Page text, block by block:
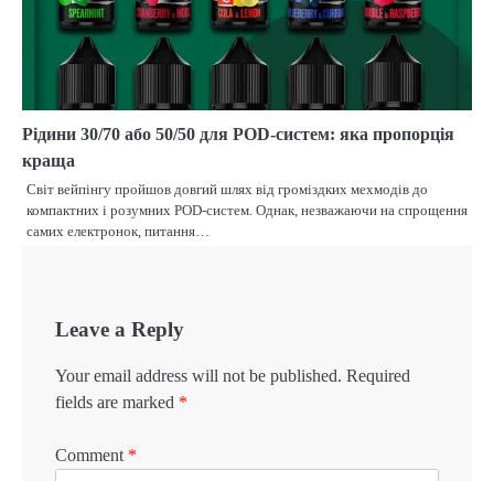
Рідини 30/70 або 50/50 для POD-систем: яка пропорція
краща
Світ вейпінгу пройшов довгий шлях від громіздких мехмодів до
компактних і розумних POD-систем. Однак, незважаючи на спрощення
самих електронок, питання…
Leave a Reply
Your email address will not be published. Required
fields are marked *
Comment *